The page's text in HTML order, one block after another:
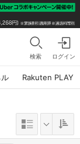
検索 ログイン
Rakuten PLAY